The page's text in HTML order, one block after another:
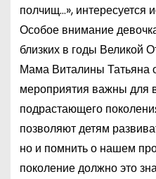
полчищ…», интересуется
Особое внимание
близких в годы Великой
Мама Виталины Татьяна
мероприятия важны для
подрастающего
позволяют детям
но и помнить о нашем
поколение должно это